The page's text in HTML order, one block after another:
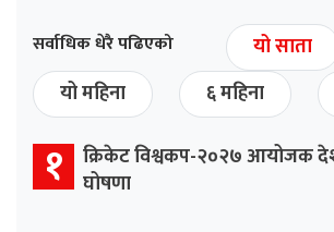
सर्वाधिक धेरै पढिएको
यो साता
यो महिना
६ महिना
१ क्रिकेट विश्वकप-२०२७ आयोजक
घोषणा